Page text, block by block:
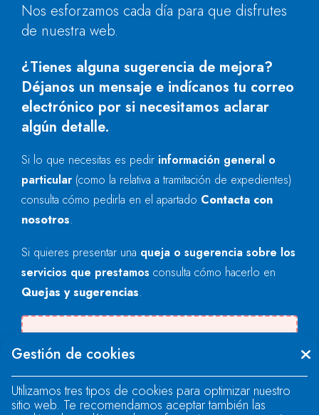
Nos esforzamos cada día para que disfrutes
de nuestra web.
¿Tienes alguna sugerencia de mejora?
Déjanos un mensaje e indícanos tu correo
electrónico por si necesitamos aclarar
algún detalle.
Si lo que necesitas es pedir información general o
particular (como la relativa a tramitación de expedientes)
consulta cómo pedirla en el apartado Contacta con
nosotros.
Si quieres presentar una queja o sugerencia sobre los
servicios que prestamos consulta cómo hacerlo en
Quejas y sugerencias.
"text".
Gestión de cookies
Utilizamos tres tipos de cookies para optimizar nuestro
sitio web. Te recomendamos aceptar también las